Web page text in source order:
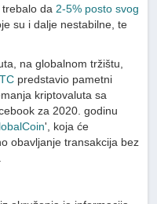
da 2-5% posto svog
su i dalje nestabilne, te
na globalnom tržištu,
predstavio pametni
kriptovaluta sa
za 2020. godinu
', koja će
obavljanje transakcija bez